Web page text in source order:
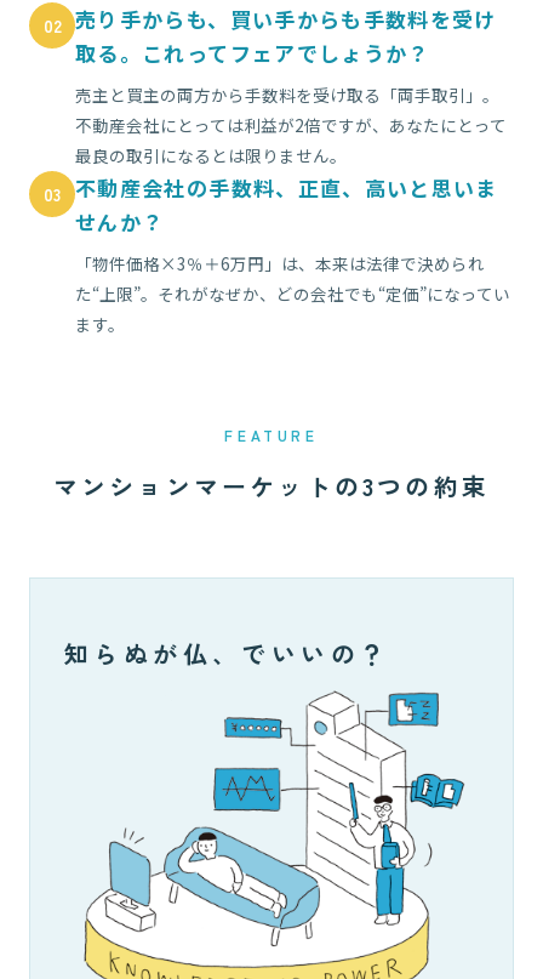
02 売り手からも、買い手からも手数料を受け
取る。これってフェアでしょうか？
売主と買主の両方から手数料を受け取る「両手取引」。
不動産会社にとっては利益が2倍ですが、あなたにとって
最良の取引になるとは限りません。
03 不動産会社の手数料、正直、高いと思いま
せんか？
「物件価格×3％＋6万円」は、本来は法律で決められ
た“上限”。それがなぜか、どの会社でも“定価”になってい
ます。
FEATURE
マンションマーケットの3つの約束
知らぬが仏、でいいの？